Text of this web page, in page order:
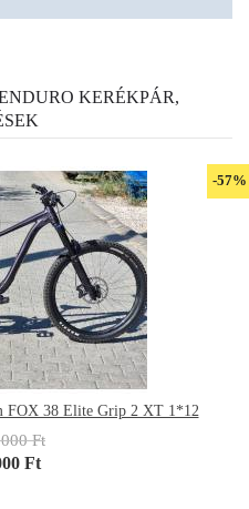
KERÉKPÁR,
-57%
FOX 38 Elite Grip 2 XT 1*12
Ft
Ft